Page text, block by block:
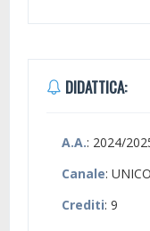
DIDATTICA:
A.A.: 2024/
Canale: UNICO
Crediti: 9